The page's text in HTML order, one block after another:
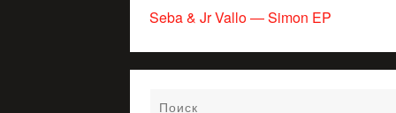
Seba & Jr Vallo — Simon EP